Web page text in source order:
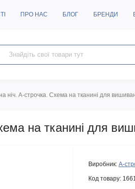
ПРО НАС БЛОГ БРЕНДИ
ніч. А-строчка. Схема на тканині для
на тканині для
Виробник: А-
Код товару: